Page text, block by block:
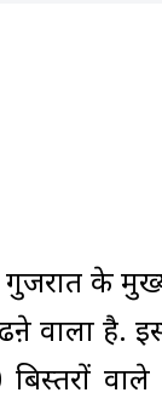
गुजरात के
वाला
बिस्तरों